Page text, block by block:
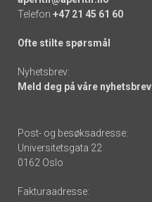
Telefon +47 21 45 61 60
Ofte stilte spørsmål
Nyhetsbrev:
Meld deg på våre nyhetsbrev
Post- og besøksadresse:
Universitetsgata 22
0162 Oslo
Fakturaadresse: